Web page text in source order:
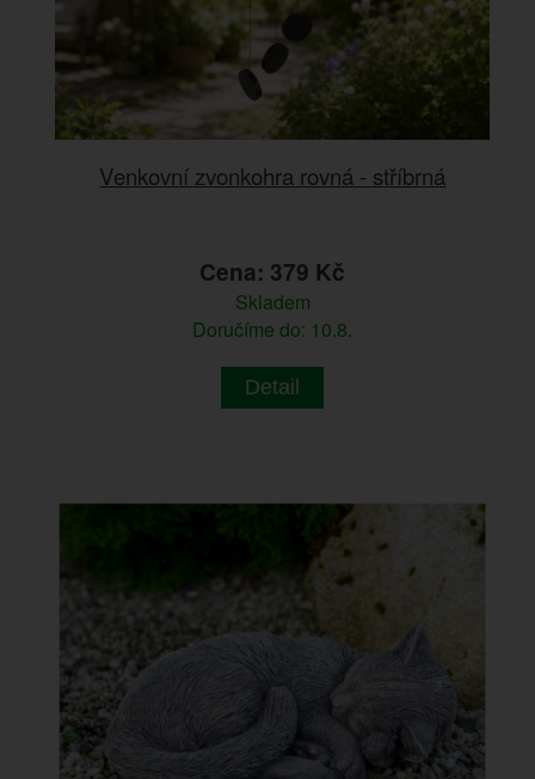
Venkovní zvonkohra rovná - stříbrná
Cena: 379 Kč
Skladem
Doručíme do: 10.8.
Detail